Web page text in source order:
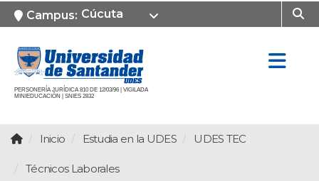
Campus: Cúcuta
PERSONERÍA JURÍDICA 810 DE 12/03/96 | VIGILADA
MINIEDUCACIÓN | SNIES 2832
Inicio Estudia en la UDES UDES TEC
Técnicos Laborales